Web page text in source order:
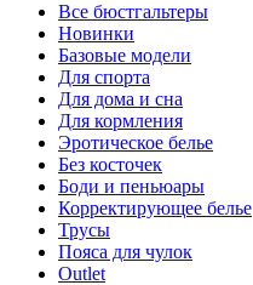
Все бюстгальтеры
Новинки
Базовые модели
Для спорта
Для дома и сна
Для кормления
Эротическое белье
Без косточек
Боди и пеньюары
Корректирующее белье
Трусы
Пояса для чулок
Outlet